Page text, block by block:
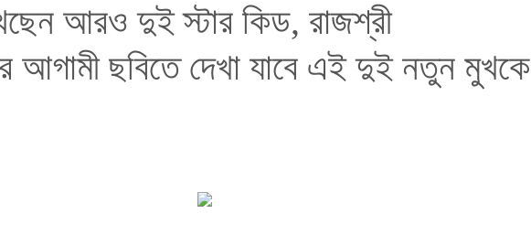
আরও দুই স্টার কিড, রাজশ্রী
আগামী ছবিতে দেখা যাবে এই দুই নতুন মুখকে